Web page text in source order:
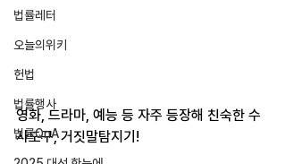
법률레터
오늘의위키
헌법
법률행사
법률QnA
영화, 드라마, 예능 등 자주 등장해 친숙한 수
사도구, 거짓말탐지기!